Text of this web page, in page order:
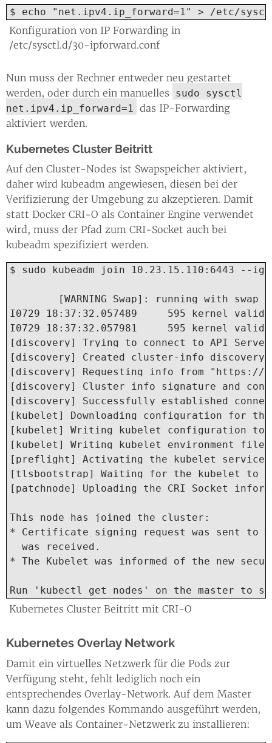
Konfiguration von IP Forwarding in
/etc/sysctl.d/30-ipforward.conf
$ echo "net.ipv4.ip_forward=1" > /etc/
Nun muss der Rechner entweder neu gestartet
werden, oder durch ein manuelles
sudo sysctl
net.ipv4.ip_forward=1 das IP-Forwarding
aktiviert werden.
Kubernetes Cluster Beitritt
Auf den Cluster-Nodes ist Swapspeicher aktiviert,
daher wird kubeadm angewiesen, diesen bei der
Verifizierung der Umgebung zu akzeptieren. Damit
statt Docker CRI-O als Container Engine verwendet
wird, muss der Pfad zum CRI-Socket auch bei
kubeadm spezifiziert werden.
Kubernetes Cluster Beitritt mit CRI-O
$ sudo kubeadm join 10.23.15.110:6443 --
I0729 18:37:32.057489     595
I0729 18:37:32.057981     595
[discovery] Trying to connect to API Server
[discovery] Created cluster-info
[discovery] Requesting info from "https://
[discovery] Cluster info signature and
[discovery] Successfully established
[kubelet] Downloading configuration for the
[kubelet] Writing kubelet configuration
[kubelet] Writing kubelet environment
[preflight] Activating the kubelet service
[tlsbootstrap] Waiting for the kubelet to
[patchnode] Uploading the CRI Socket
This node has joined the cluster:
* Certificate signing request was sent to
  was received.
* The Kubelet was informed of the new
Run 'kubectl get nodes' on the master to
Kubernetes Overlay Network
Damit ein virtuelles Netzwerk für die Pods zur
Verfügung steht, fehlt lediglich noch ein
entsprechendes Overlay-Network. Auf dem Master
kann dazu folgendes Kommando ausgeführt werden,
um Weave als Container-Netzwerk zu installieren: